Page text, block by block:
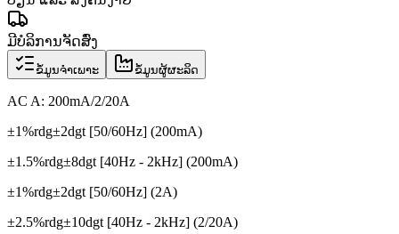
ມີບໍລິການຈັດສົ່ງ
ຂໍ້ມູນຈຳເພາະ ຂໍ້ມູນຜູ້ຜະລິດ
AC A: 200mA/2/20A
±1%rdg±2dgt [50/60Hz] (200mA)
±1.5%rdg±8dgt [40Hz - 2kHz] (200mA)
±1%rdg±2dgt [50/60Hz] (2A)
±2.5%rdg±10dgt [40Hz - 2kHz] (2/20A)